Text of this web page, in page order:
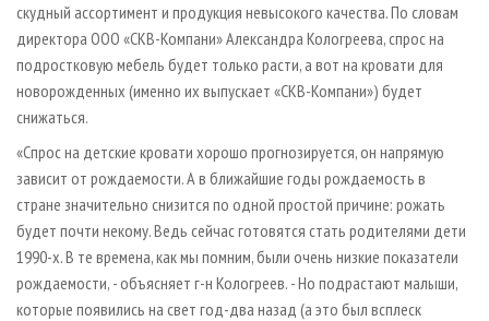
скудный ассортимент и продукция невысокого качества. По словам
директора ООО «СКВ-Компани» Александра Кологреева, спрос на
подростковую мебель будет только расти, а вот на кровати для
новорожденных (именно их выпускает «СКВ-Компани») будет
снижаться.
«Спрос на детские кровати хорошо прогнозируется, он напрямую
зависит от рождаемости. А в ближайшие годы рождаемость в
стране значительно снизится по одной простой причине: рожать
будет почти некому. Ведь сейчас готовятся стать родителями дети
1990-х. В те времена, как мы помним, были очень низкие показатели
рождаемости, - объясняет г-н Кологреев. - Но подрастают малыши,
которые появились на свет год-два назад (а это был всплеск